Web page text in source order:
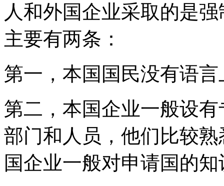
人和外国企业采取的是
主要有两条：
第一，本国国民没有语
第二，本国企业一般设
部门和人员，他们比较
国企业一般对申请国的